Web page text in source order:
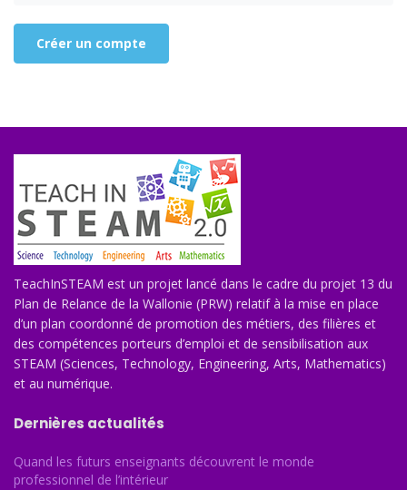
Créer un compte
TeachInSTEAM est un projet lancé dans le cadre du projet 13 du
Plan de Relance de la Wallonie (PRW) relatif à la mise en place
d’un plan coordonné de promotion des métiers, des filières et
des compétences porteurs d’emploi et de sensibilisation aux
STEAM (Sciences, Technology, Engineering, Arts, Mathematics)
et au numérique.
Dernières actualités
Quand les futurs enseignants découvrent le monde
professionnel de l’intérieur